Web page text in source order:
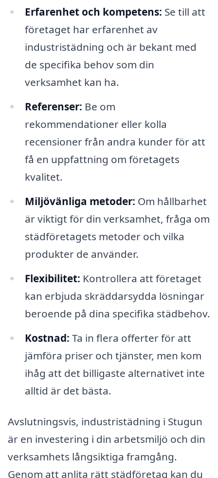
Erfarenhet och kompetens: Se till att
företaget har erfarenhet av
industristädning och är bekant med
de specifika behov som din
verksamhet kan ha.
Referenser: Be om
rekommendationer eller kolla
recensioner från andra kunder för att
få en uppfattning om företagets
kvalitet.
Miljövänliga metoder: Om hållbarhet
är viktigt för din verksamhet, fråga om
städföretagets metoder och vilka
produkter de använder.
Flexibilitet: Kontrollera att företaget
kan erbjuda skräddarsydda lösningar
beroende på dina specifika städbehov.
Kostnad: Ta in flera offerter för att
jämföra priser och tjänster, men kom
ihåg att det billigaste alternativet inte
alltid är det bästa.
Avslutningsvis, industristädning i Stugun
är en investering i din arbetsmiljö och din
verksamhets långsiktiga framgång.
Genom att anlita rätt städföretag kan du